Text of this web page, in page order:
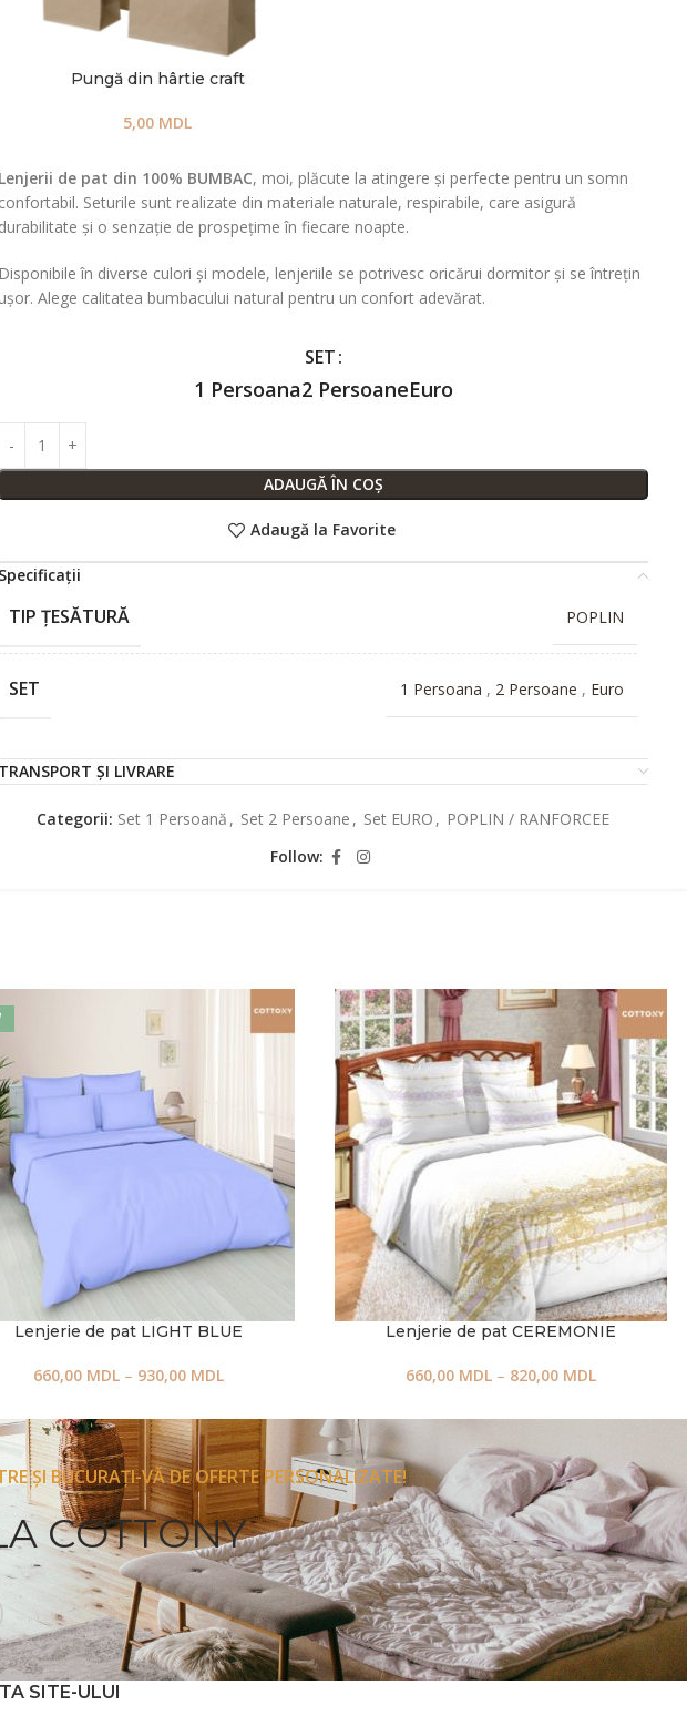
Pungă din hârtie craft
5,00 MDL
Lenjerii de pat din 100% BUMBAC, moi, plăcute la atingere și perfecte pentru un somn
confortabil. Seturile sunt realizate din materiale naturale, respirabile, care asigură
durabilitate și o senzație de prospețime în fiecare noapte.
Disponibile în diverse culori și modele, lenjeriile se potrivesc oricărui dormitor și se întrețin
Alege calitatea bumbacului natural pentru un confort adevărat.
SET
1 Persoana2 PersoaneEuro
ADAUGĂ ÎN COȘ
Adaugă la Favorite
Specificații
TIP ȚESĂTURĂ POPLIN
SET 1 Persoana , 2 Persoane , Euro
TRANSPORT ȘI LIVRARE
Categorii: Set 1 Persoană , Set 2 Persoane , Set EURO , POPLIN / RANFORCEE
Follow:
Lenjerie de pat LIGHT BLUE
660,00 MDL – 930,00 MDL
Lenjerie de pat CEREMONIE
660,00 MDL – 820,00 MDL
ȘI BUCURAȚI-VĂ DE OFERTE PERSONALIZATE!
COTTONY
SITE-ULUI